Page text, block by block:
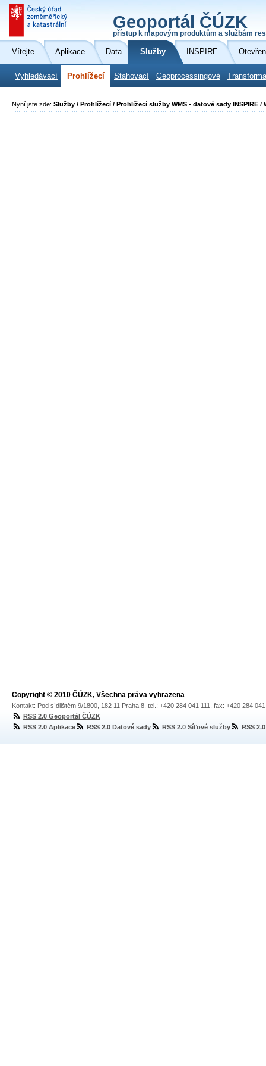
Geoportál ČÚZK
přístup k mapovým produktům a službám
Vítejte Aplikace Data Služby INSPIRE
Vyhledávací Prohlížecí Stahovací Geoprocessingové
Nyní jste zde: Služby / Prohlížecí / Prohlížecí služby WMS - datové sady INSPIRE /
Copyright © 2010 ČÚZK, Všechna práva vyhrazena
Kontakt: Pod sídlištěm 9/1800, 182 11 Praha 8, tel.: +420 284 041 111, fax: +420 284
RSS 2.0 Geoportál ČÚZK
RSS 2.0 Aplikace
RSS 2.0 Datové sady RSS 2.0 Síťové služby RSS